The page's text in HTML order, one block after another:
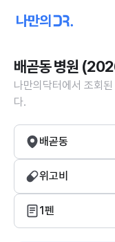
배곧동 병원
나만의닥터에서 조회
다.
배곧동
위고비
1펜